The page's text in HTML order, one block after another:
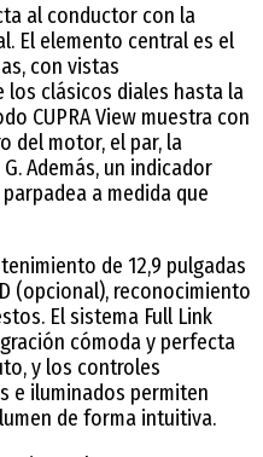
al conductor con la
El elemento central es el
con vistas
los clásicos diales hasta la
CUPRA View muestra con
del motor, el par, la
Además, un indicador
a medida que
de 12,9 pulgadas
(opcional), reconocimiento
El sistema Full Link
cómoda y perfecta
y los controles
e iluminados permiten
de forma intuitiva.